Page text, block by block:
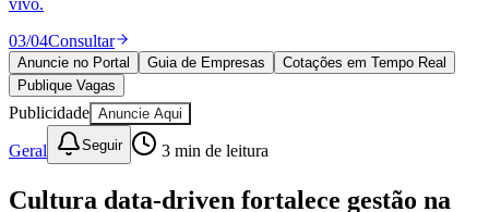
vivo.
03/04Consultar
Anuncie no Portal Guia de Empresas
Cotações em Tempo Real
Publique Vagas
Publicidade Anuncie Aqui
Geral Seguir 3 min de leitura
Cultura data-driven fortalece gestão na